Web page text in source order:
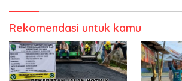
Rekomendasi untuk kamu